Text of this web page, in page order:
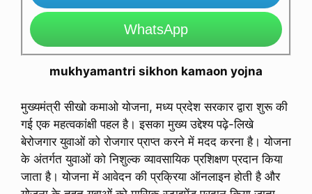
WhatsApp
mukhyamantri sikhon kamaon yojna
मुख्यमंत्री सीखो कमाओ योजना, मध्य प्रदेश सरकार द्वारा शुरू की
गई एक महत्वकांक्षी पहल है। इसका मुख्य उद्देश्य पढ़े-लिखे
बेरोजगार युवाओं को रोजगार प्राप्त करने में मदद करना है। योजना
के अंतर्गत युवाओं को निशुल्क व्यावसायिक प्रशिक्षण प्रदान किया
जाता है। योजना में आवेदन की प्रक्रिया ऑनलाइन होती है और